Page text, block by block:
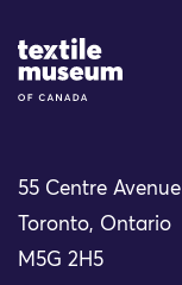
Site Logo
55 Centre Avenue
Toronto, Ontario
M5G 2H5